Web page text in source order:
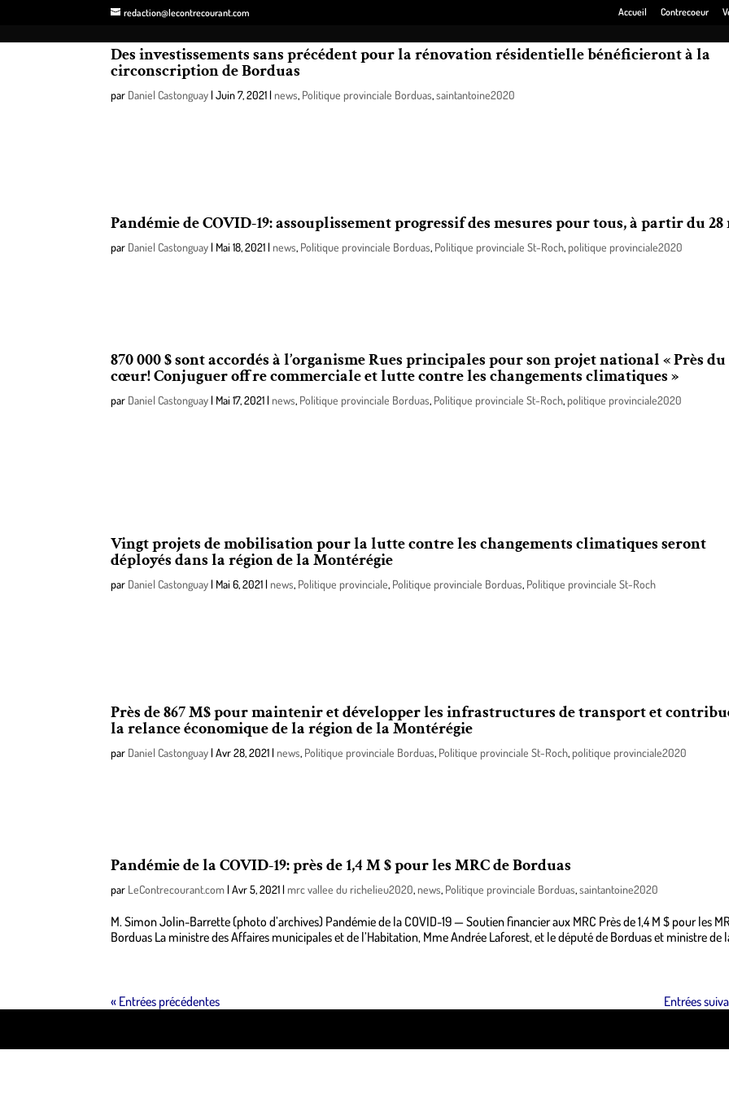
redaction@lecontrecourant.com Accueil Contrecoeur
Des investissements sans précédent pour la rénovation résidentielle bénéficieront à la
circonscription de Borduas
par Daniel Castonguay| Juin 7, 2021| news, Politique provinciale Borduas,saintantoine2020
Pandémie de COVID-19: assouplissement progressif des mesures pour tous, à partir du 28
par Daniel Castonguay| Mai 18, 2021| news, Politique provinciale Borduas, Politique provinciale St-Roch,politique provinciale2020
870 000 $ sont accordés à l’organisme Rues principales pour son projet national « Près du
cœur! Conjuguer offre commerciale et lutte contre les changements climatiques »
par Daniel Castonguay| Mai 17, 2021| news, Politique provinciale Borduas, Politique provinciale St-Roch,politique provinciale2020
Vingt projets de mobilisation pour la lutte contre les changements climatiques seront
déployés dans la région de la Montérégie
par Daniel Castonguay| Mai 6, 2021| news, Politique provinciale, Politique provinciale Borduas, Politique provinciale St-Roch
Près de 867 M$ pour maintenir et développer les infrastructures de transport et
la relance économique de la région de la Montérégie
par Daniel Castonguay| Avr 28, 2021| news, Politique provinciale Borduas, Politique provinciale St-Roch,politique provinciale2020
Pandémie de la COVID-19: près de 1,4 M $ pour les MRC de Borduas
par LeContrecourant.com| Avr 5, 2021| mrc vallee du richelieu2020,news, Politique provinciale Borduas,saintantoine2020
M. Simon Jolin-Barrette (photo d’archives) Pandémie de la COVID-19 — Soutien financier aux MRC Près de 1,4 M $ pour les
Borduas La ministre des Affaires municipales et de l’Habitation, Mme Andrée Laforest, et le député de Borduas et ministre de
« Entrées précédentes Entrées